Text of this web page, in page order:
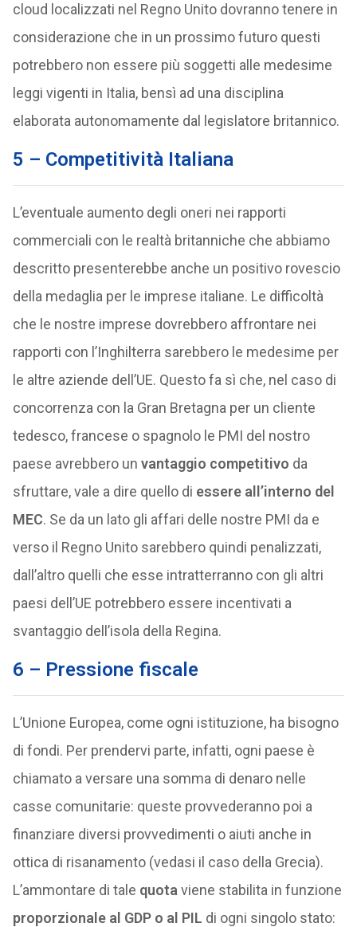
cloud localizzati nel Regno Unito dovranno tenere in
considerazione che in un prossimo futuro questi
potrebbero non essere più soggetti alle medesime
leggi vigenti in Italia, bensì ad una disciplina
elaborata autonomamente dal legislatore britannico.
5 – Competitività Italiana
L’eventuale aumento degli oneri nei rapporti
commerciali con le realtà britanniche che abbiamo
descritto presenterebbe anche un positivo rovescio
della medaglia per le imprese italiane. Le difficoltà
che le nostre imprese dovrebbero affrontare nei
rapporti con l’Inghilterra sarebbero le medesime per
le altre aziende dell’UE. Questo fa sì che, nel caso di
concorrenza con la Gran Bretagna per un cliente
tedesco, francese o spagnolo le PMI del nostro
paese avrebbero un vantaggio competitivo da
sfruttare, vale a dire quello di essere all’interno del
MEC. Se da un lato gli affari delle nostre PMI da e
verso il Regno Unito sarebbero quindi penalizzati,
dall’altro quelli che esse intratterranno con gli altri
paesi dell’UE potrebbero essere incentivati a
svantaggio dell’isola della Regina.
6 – Pressione fiscale
L’Unione Europea, come ogni istituzione, ha bisogno
di fondi. Per prendervi parte, infatti, ogni paese è
chiamato a versare una somma di denaro nelle
casse comunitarie: queste provvederanno poi a
finanziare diversi provvedimenti o aiuti anche in
ottica di risanamento (vedasi il caso della Grecia).
L’ammontare di tale quota viene stabilita in funzione
proporzionale al GDP o al PIL di ogni singolo stato: